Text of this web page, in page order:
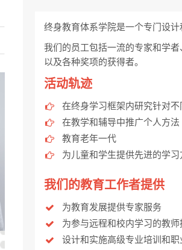
终身教育体系学院是一个专门设计
我们的员工包括一流的专家和学
以及各种奖项的获得者。
活动轨迹
在终身学习框架内研究针对
在教学和辅导中推广个人方法
教育老年一代
为儿童和学生提供先进的学
我们的教育工作者提供
为教育发展提供专家服务
为参与远程和校内学习的教
设计和实施高级专业培训和职